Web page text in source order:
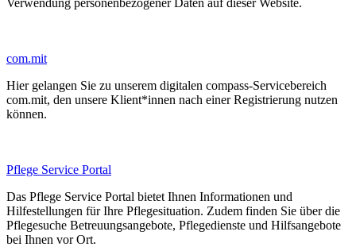
com.mit
Hier gelangen Sie zu unserem digitalen compass-Servicebereich
com.mit, den unsere Klient*innen nach einer Registrierung nutzen
können.
Pflege Service Portal
Das Pflege Service Portal bietet Ihnen Informationen und
Hilfestellungen für Ihre Pflegesituation. Zudem finden Sie über die
Pflegesuche Betreuungsangebote, Pflegedienste und Hilfsangebote
bei Ihnen vor Ort.